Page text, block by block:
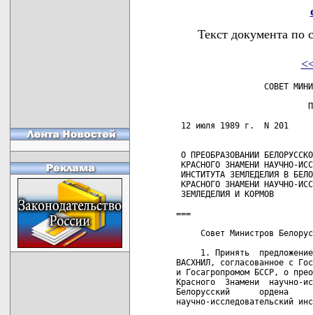
Текст документа по
СОВЕТ
12 июля 1989 г.  N
О ПРЕОБРАЗОВАНИИ
КРАСНОГО ЗНАМЕНИ НАУЧНО-
ИНСТИТУТА ЗЕМЛЕДЕЛИЯ В
КРАСНОГО ЗНАМЕНИ НАУЧНО-
ЗЕМЛЕДЕЛИЯ И КОРМОВ
===
Совет Министров
1. Принять
ВАСХНИЛ, согласованное с
и Госагропромом БССР, о
Красного  Знамени  научно-
Белорусский      ордена
научно-исследовательский